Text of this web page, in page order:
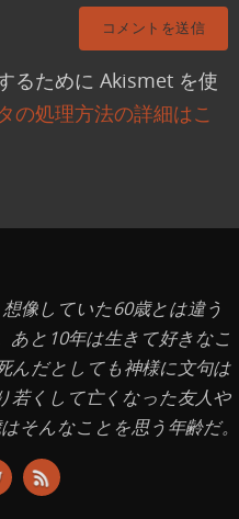
るために Akismet を使
の処理方法の詳細はこ
像していた60歳とは違う
あと10年は生きて好きなこ
んだとしても神様に文句は
若くして亡くなった友人や
そんなことを思う年齢だ。